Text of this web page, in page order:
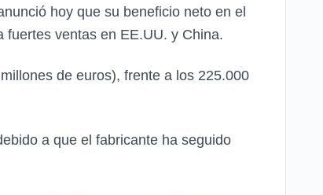
hoy que su beneficio neto en el
ventas en EE.UU. y China.
de euros), frente a los 225.000
a que el fabricante ha seguido